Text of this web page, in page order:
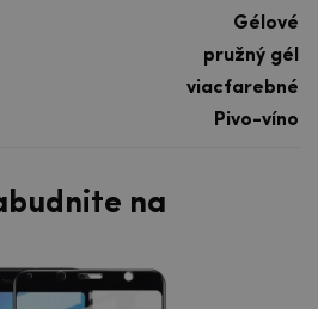
Gélové
pružný gél
viacfarebné
Pivo-víno
na